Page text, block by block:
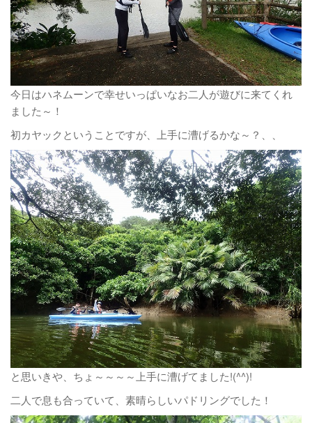
今日はハネムーンで幸せいっぱいなお二人が遊びに来てくれ
ました～！
初カヤックということですが、上手に漕げるかな～？、、
と思いきや、ちょ～～～～上手に漕げてました!(^^)!
二人で息も合っていて、素晴らしいパドリングでした！